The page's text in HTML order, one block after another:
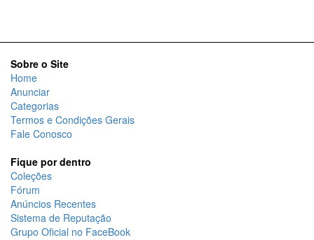
Sobre o Site
Home
Anunciar
Categorias
Termos e Condições Gerais
Fale Conosco
Fique por dentro
Coleções
Fórum
Anúncios Recentes
Sistema de Reputação
Grupo Oficial no FaceBook